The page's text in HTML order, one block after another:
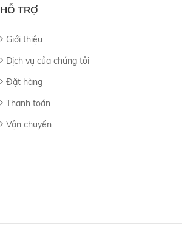
HỖ TRỢ
Giới thiệu
Dịch vụ của chúng tôi
Đặt hàng
Thanh toán
Vận chuyển